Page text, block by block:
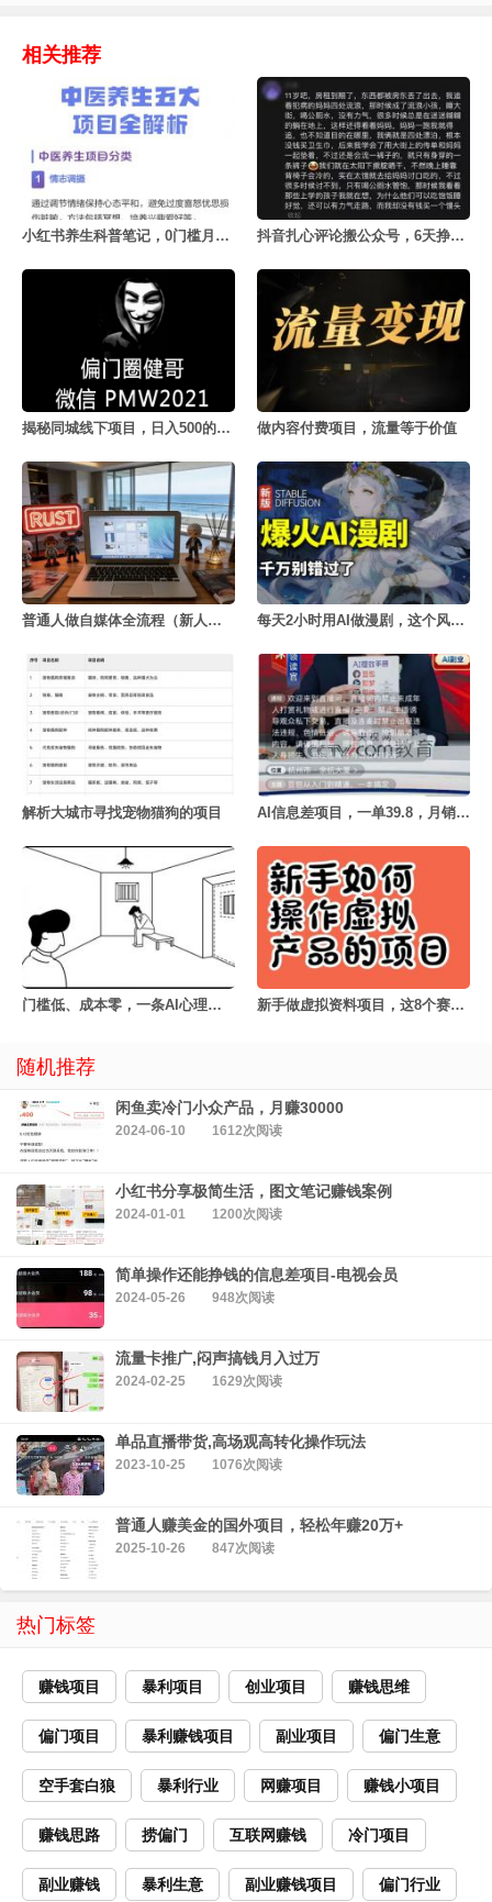
相关推荐
小红书养生科普笔记，0门槛月赚5000+ 抖音扎心评论搬公众号，6天挣了1653元
揭秘同城线下项目，日入500的秘密 做内容付费项目，流量等于价值
普通人做自媒体全流程（新人版） 每天2小时用AI做漫剧，这个风口项目太香了
解析大城市寻找宠物猫狗的项目 AI信息差项目，一单39.8，月销量4000+
门槛低、成本零，一条AI心理学动画50块 新手做虚拟资料项目，这8个赛道值得认真看一眼
随机推荐
闲鱼卖冷门小众产品，月赚30000
2024-06-10 1612次阅读
小红书分享极简生活，图文笔记赚钱案例
2024-01-01 1200次阅读
简单操作还能挣钱的信息差项目-电视会员
2024-05-26 948次阅读
流量卡推广,闷声搞钱月入过万
2024-02-25 1629次阅读
单品直播带货,高场观高转化操作玩法
2023-10-25 1076次阅读
普通人赚美金的国外项目，轻松年赚20万+
2025-10-26 847次阅读
热门标签
赚钱项目 暴利项目 创业项目 赚钱思维
偏门项目 暴利赚钱项目 副业项目 偏门生意
空手套白狼 暴利行业 网赚项目 赚钱小项目
赚钱思路 捞偏门 互联网赚钱 冷门项目
副业赚钱 暴利生意 副业赚钱项目 偏门行业